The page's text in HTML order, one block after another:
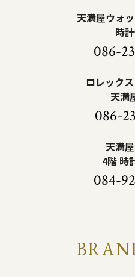
天満屋ウォ
時
086-
ロレック
天満
086-
天満
4階 時
084-